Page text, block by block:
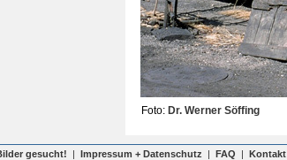
Foto: Dr. Werner Söffing
gesucht! | Impressum + Datenschutz | FAQ | Kontakt